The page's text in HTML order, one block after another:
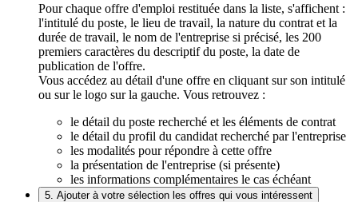
Pour chaque offre d'emploi restituée dans la liste, s'affichent :
l'intitulé du poste, le lieu de travail, la nature du contrat et la
durée de travail, le nom de l'entreprise si précisé, les 200
premiers caractères du descriptif du poste, la date de
publication de l'offre.
Vous accédez au détail d'une offre en cliquant sur son intitulé
ou sur le logo sur la gauche. Vous retrouvez :
le détail du poste recherché et les éléments de contrat
le détail du profil du candidat recherché par l'entreprise
les modalités pour répondre à cette offre
la présentation de l'entreprise (si présente)
les informations complémentaires le cas échéant
5. Ajouter à votre sélection les offres qui vous intéressent